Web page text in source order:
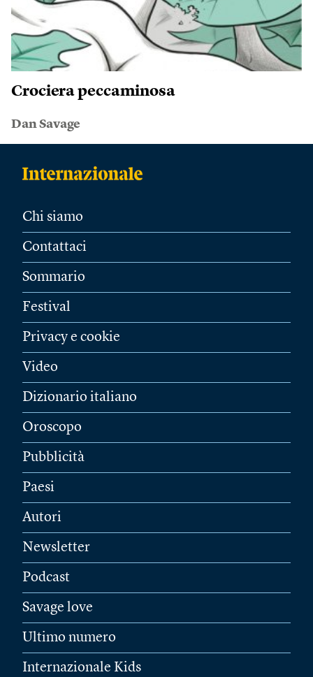
Crociera peccaminosa
Dan Savage
Chi siamo
Contattaci
Sommario
Festival
Privacy e cookie
Video
Dizionario italiano
Oroscopo
Pubblicità
Paesi
Autori
Newsletter
Podcast
Savage love
Ultimo numero
Internazionale Kids